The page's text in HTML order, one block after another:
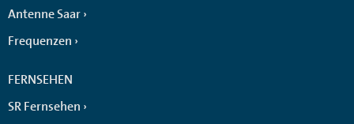
Antenne Saar
Frequenzen
FERNSEHEN
SR Fernsehen